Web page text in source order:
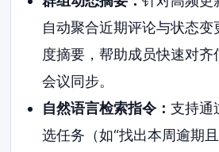
自动聚合近期评论与状态
度摘要，帮助成员快速对齐
会议同步。
自然语言检索指令： 支持通
选任务（如“找出本周逾期